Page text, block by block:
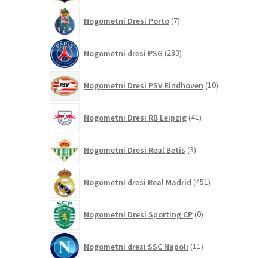
Nogometni Dresi Porto 7izdelkov
Nogometni dresi PSG 283izdelkov
Nogometni Dresi PSV Eindhoven 10izdelkov
Nogometni Dresi RB Leipzig 41izdelkov
Nogometni Dresi Real Betis 3izdelki
Nogometni dresi Real Madrid 451izdelkov
Nogometni Dresi Sporting CP 0izdelkov
Nogometni dresi SSC Napoli 11izdelkov